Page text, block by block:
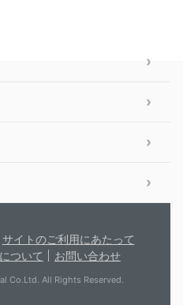
サイトのご利用にあたって
ついて
お問い合わせ
Co.Ltd. All Rights Reserved.